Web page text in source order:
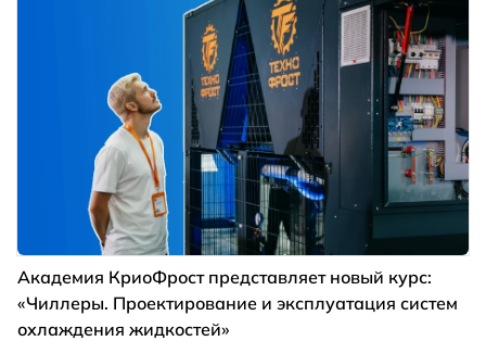
Академия КриоФрост представляет новый курс:
«Чиллеры. Проектирование и эксплуатация систем
охлаждения жидкостей»